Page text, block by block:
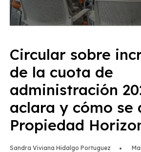
Circular sobre
de la cuota de
administración
aclara y cómo se
Propiedad
Sandra Viviana Hidalgo Portuguez